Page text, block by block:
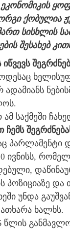
ეკონომიკის
ქობულია
სისხლის
შესახებ
იწვევს
ადამიანს
ამ საქმეში
ჩემს
პარლამენტი
ივნისს,
პოზიციაზე
უნდა
ხალხს.
წლის